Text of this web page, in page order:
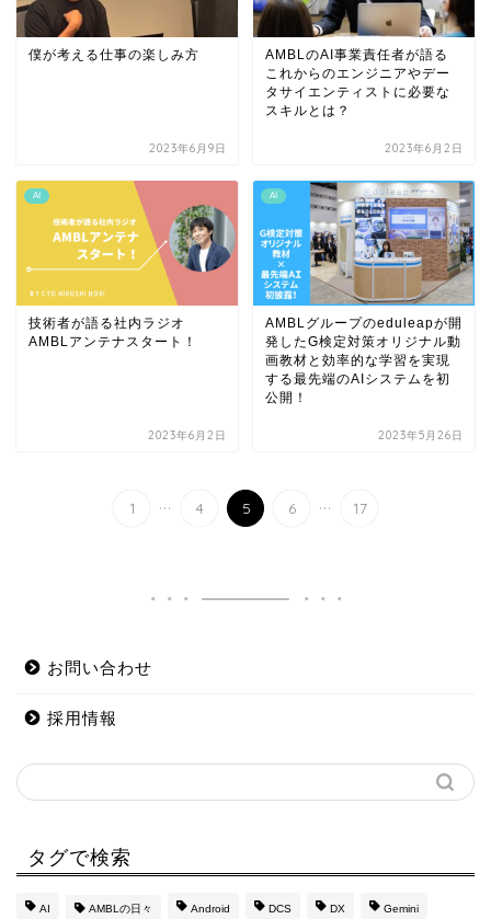
僕が考える仕事の楽しみ方
2023年6月9日
AMBLのAI事業責任者が語る
これからのエンジニアやデー
タサイエンティストに必要な
スキルとは？
2023年6月2日
AI
技術者が語る社内ラジオ
AMBLアンテナスタート！
2023年6月2日
AI
AMBLグループのeduleapが開
発したG検定対策オリジナル動
画教材と効率的な学習を実現
する最先端のAIシステムを初
公開！
2023年5月26日
1 ... 4 5 6 ... 17
お問い合わせ
採用情報
タグで検索
AI AMBLの日々 Android DCS DX Gemini